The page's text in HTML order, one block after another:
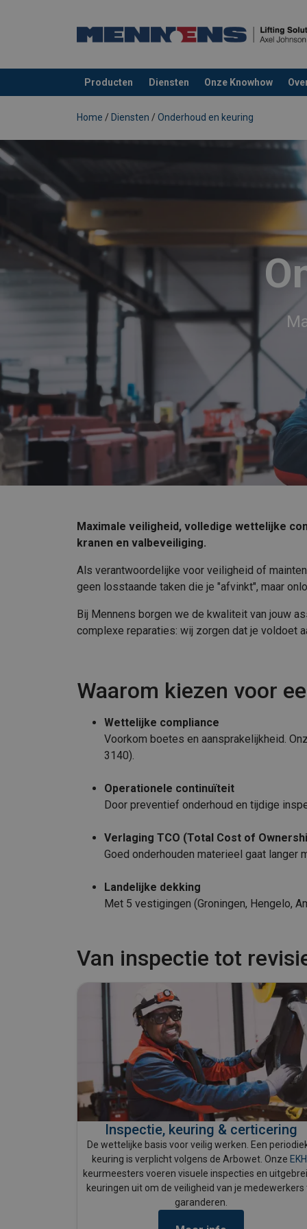
Producten Diensten Onze Knowhow
toegevoegd aan uw offerte
Home / Diensten / Onderhoud en keuring
Maximale veiligheid, volledige wettelijke
kranen en valbeveiliging.
Als verantwoordelijke voor veiligheid of
geen losstaande taken die je "afvinkt", maar
Bij Mennens borgen we de kwaliteit van jouw
complexe reparaties: wij zorgen dat je voldoet
Waarom kiezen voor
Wettelijke compliance
Voorkom boetes en aansprakelijkheid.
3140).
Operationele continuïteit
Door preventief onderhoud en tijdige
Verlaging TCO (Total Cost of
Goed onderhouden materieel gaat langer
Landelijke dekking
Met 5 vestigingen (Groningen, Hengelo,
Van inspectie tot
Inspectie, keuring & certicering
De wettelijke basis voor veilig werken. Een
keuring is verplicht volgens de Arbowet. Onze EKH
keurmeesters voeren visuele inspecties en
keuringen uit om de veiligheid van je medewerkers
garanderen.